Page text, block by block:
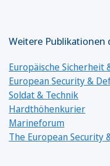
Weitere Publikationen
Europäische Sicherheit
European Security &
Soldat & Technik
Hardthöhenkurier
Marineforum
The European Security